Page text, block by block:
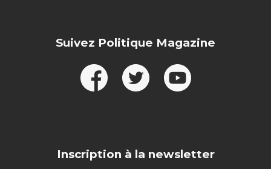
Suivez Politique Magazine
Inscription à la newsletter